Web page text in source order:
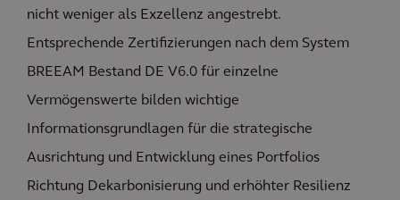
nicht weniger als Exzellenz angestrebt.
Entsprechende Zertifizierungen nach dem System
BREEAM Bestand DE V6.0 für einzelne
Vermögenswerte bilden wichtige
Informationsgrundlagen für die strategische
Ausrichtung und Entwicklung eines Portfolios
Richtung Dekarbonisierung und erhöhter Resilienz